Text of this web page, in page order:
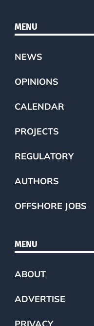
MENU
NEWS
OPINIONS
CALENDAR
PROJECTS
REGULATORY
AUTHORS
OFFSHORE JOBS
MENU
ABOUT
ADVERTISE